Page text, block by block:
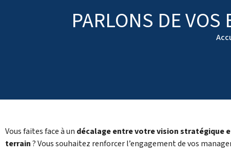
PARLONS DE
Vous faites face à un décalage entre votre vision stratégique
terrain? Vous souhaitez renforcer l’engagement de vos